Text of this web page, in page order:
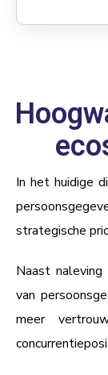
In het huidige
strategische
Naast
van
meer